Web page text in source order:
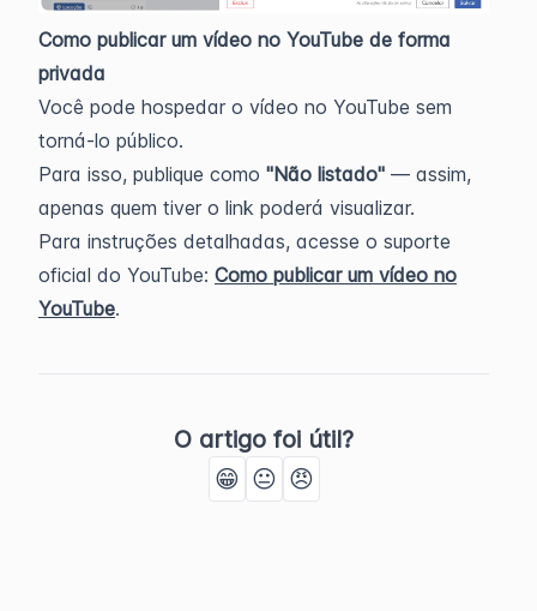
Como publicar um vídeo no YouTube de forma
privada
Você pode hospedar o vídeo no YouTube sem
torná-lo público.
Para isso, publique como "Não listado" — assim,
apenas quem tiver o link poderá visualizar.
Para instruções detalhadas, acesse o suporte
oficial do YouTube: Como publicar um vídeo no
YouTube.
O artigo foi útil?
😁 😐 😠